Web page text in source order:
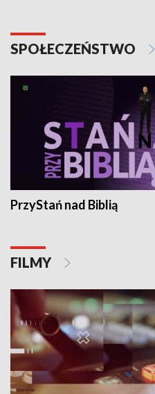
SPOŁECZEŃSTWO
PrzyStań nad Biblią
FILMY